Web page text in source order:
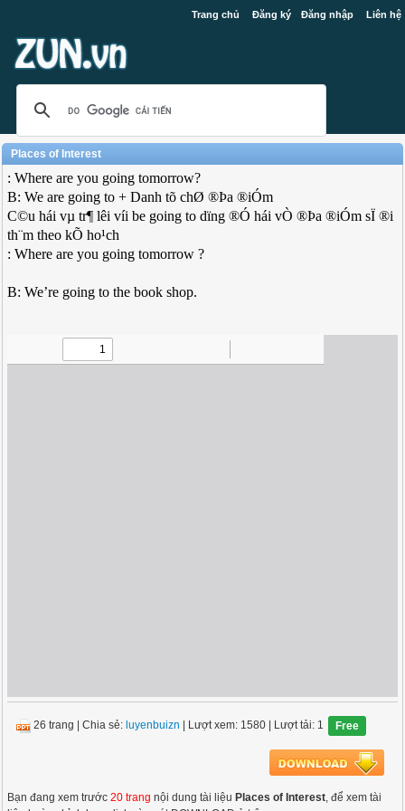
Trang chủ Đăng ký Đăng nhập Liên hệ
Places of Interest
: Where are you going tomorrow?
B: We are going to + Danh tõ chØ ®Þa ®iÓm
C©u hái vµ tr¶ lêi víi be going to dïng ®Ó hái vÒ ®Þa ®iÓm sÏ ®i
th¨m theo kÕ ho¹ch
: Where are you going tomorrow ?
B: We’re going to the book shop.
26 trang |Chia sẻ: luyenbuizn | Lượt xem: 1580 | Lượt tải: 1 Free
Bạn đang xem trước20 trang nội dung tài liệu Places of Interest, để xem tài